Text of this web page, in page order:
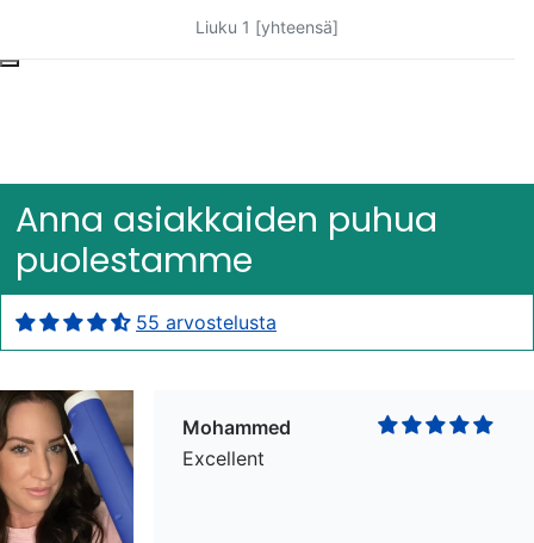
Liuku 1 [yhteensä]
Anna asiakkaiden puhua
puolestamme
55 arvostelusta
Mohammed
Excellent